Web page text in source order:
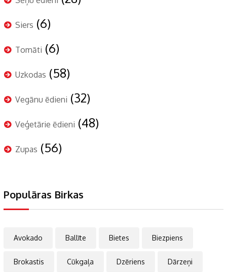
Siers (6)
Tomāti (6)
Uzkodas (58)
Vegānu ēdieni (32)
Veģetārie ēdieni (48)
Zupas (56)
Populāras Birkas
Avokado Ballīte Bietes Biezpiens
Brokastis Cūkgaļa Dzēriens Dārzeņi